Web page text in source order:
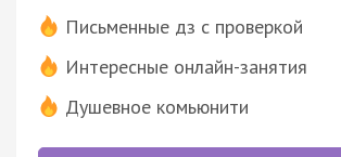
Письменные дз с проверкой
Интересные онлайн-занятия
Душевное комьюнити